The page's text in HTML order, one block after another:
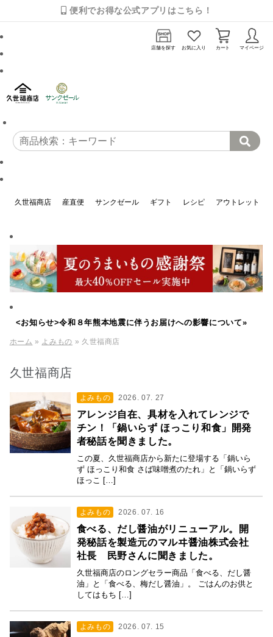
便利でお得な公式アプリはこちら！
店舗を探す お気に入り カート マイページ
久世福商店 産直便 サンクゼール ギフト レシピ アウトレット
<お知らせ>令和８年熊本地震に伴うお届けへの影響について»
ホーム » よみもの » 久世福商店
久世福商店
よみもの 2026. 07. 27
アレンジ自在、具材を入れてレンジで
チン！「鍋いらず ほっこり和食」開発
者秘話を聞きました。
この夏、久世福商店から新たに登場する「鍋いら
ず ほっこり和食 さば味噌煮のたれ」と「鍋いらず
ほっこ […]
よみもの 2026. 07. 16
食べる、だし醤油がリニューアル。開
発秘話を製造元のマルヰ醤油株式会社
社長 民野さんに聞きました。
久世福商店のロングセラー商品「食べる、だし醤
油」と「食べる、梅だし醤油」。 ごはんのお供と
してはもち […]
よみもの 2026. 07. 15